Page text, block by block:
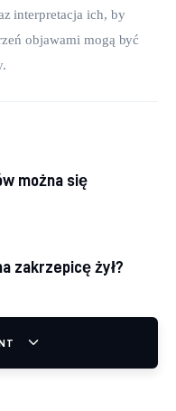
interpretacja ich, by
objawami mogą być
można się
zakrzepicę żył?